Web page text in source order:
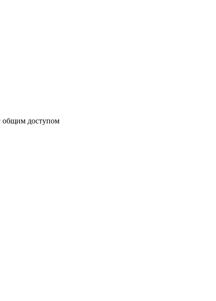
общим доступом